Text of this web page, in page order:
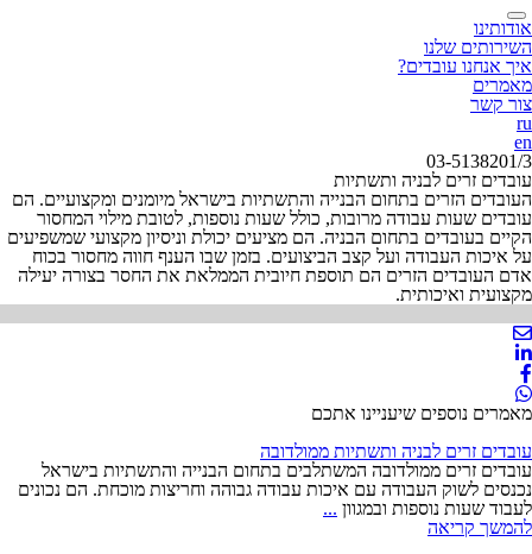
אודותינו
השירותים שלנו
איך אנחנו עובדים?
מאמרים
צור קשר
ru
en
03-5138201/3
עובדים זרים לבניה ותשתיות
העובדים הזרים בתחום הבנייה והתשתיות בישראל מיומנים ומקצועיים. הם
עובדים שעות עבודה מרובות, כולל שעות נוספות, לטובת מילוי המחסור
הקיים בעובדים בתחום הבניה. הם מציעים יכולת וניסיון מקצועי שמשפיעים
על איכות העבודה ועל קצב הביצועים. בזמן שבו הענף חווה מחסור בכוח
אדם העובדים הזרים הם תוספת חיובית הממלאת את החסר בצורה יעילה
מקצועית ואיכותית.
מאמרים נוספים שיעניינו אתכם
עובדים זרים לבניה ותשתיות ממולדובה
עובדים זרים ממולדובה המשתלבים בתחום הבנייה והתשתיות בישראל
נכנסים לשוק העבודה עם איכות עבודה גבוהה וחריצות מוכחת. הם נכונים
לעבוד שעות נוספות ובמגוון ...
להמשך קריאה